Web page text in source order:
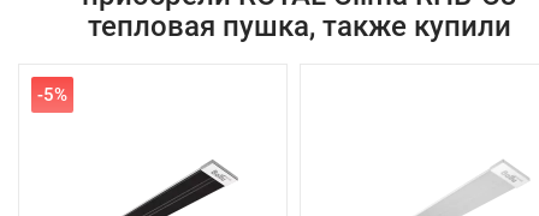
тепловая пушка, также купили
-5%